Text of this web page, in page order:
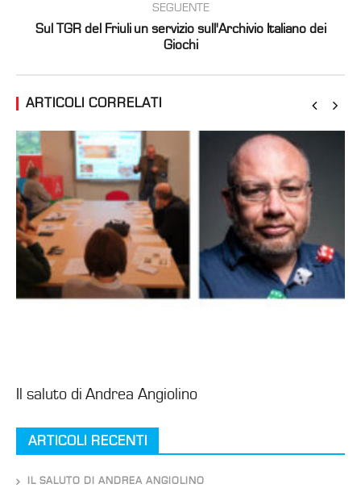
SEGUENTE
Sul TGR del Friuli un servizio sull'Archivio Italiano dei
Giochi
ARTICOLI CORRELATI
Il saluto di Andrea Angiolino
ARTICOLI RECENTI
IL SALUTO DI ANDREA ANGIOLINO